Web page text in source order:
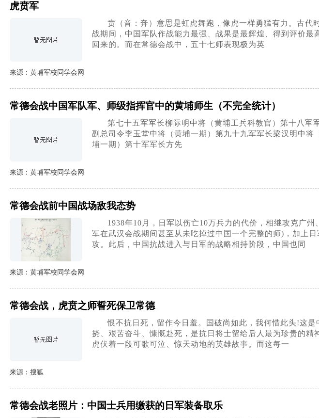
虎贲军
贲（音：奔）意思是虹虎舞跑，像虎一样勇猛有力。古
战期间，中国军队作战能力最强、战果是最辉煌、得到评价
回来的。而在常德会战中，五十七师表现极为英
来源：黄埔军校同学会网
常德会战中国军队军、师级指挥官中的黄埔师生（不完全统计）
第七十五军军长柳际明中将（黄埔工兵科教官）第十八
副总司令李玉堂中将（黄埔一期）第九十九军军长梁汉明中
埔一期）第十军军长方先
来源：黄埔军校同学会网
常德会战前中国战场敌我态势
1938年10月，日军以伤亡10万兵力的代价，相继攻克广
军在武汉会战期间甚至从未吃掉过中国一个完整的师)，加上
攻。此后，中国抗战进入与日军的战略相持阶段，中国也同
来源：黄埔军校同学会网
常德会战，虎贲之师誓死保卫常德
恨不抗日死，留作今日羞。国破尚如此，我何惜此头!这
挠、艰苦奋斗、慷慨赴死，是抗日将士留给后人最为珍贵的
虎伏着一段可歌可泣、惊天动地的英雄故事。而这每一
来源：搜狐
常德会战老照片：中国士兵用缴获的日军装备取乐